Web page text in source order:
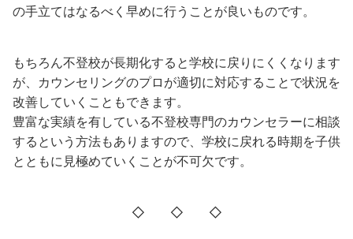
の手立てはなるべく早めに行うことが良いものです。
もちろん不登校が長期化すると学校に戻りにくくなります
が、カウンセリングのプロが適切に対応することで状況を
改善していくこともできます。
豊富な実績を有している不登校専門のカウンセラーに相談
するという方法もありますので、学校に戻れる時期を子供
とともに見極めていくことが不可欠です。
◇ ◇ ◇